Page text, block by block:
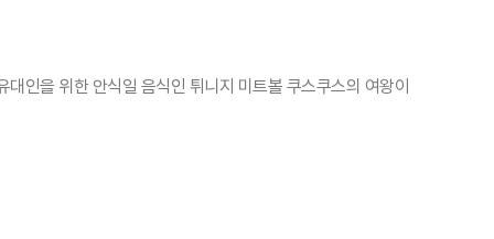
인을 위한 안식일 음식인 튀니지 미트볼 쿠스쿠스의 여왕이